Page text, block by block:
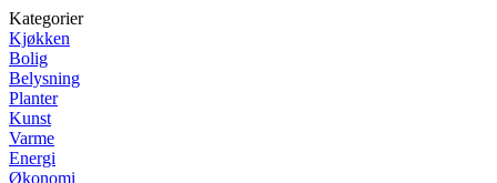
Kategorier
Kjøkken
Bolig
Belysning
Planter
Kunst
Varme
Energi
Økonomi